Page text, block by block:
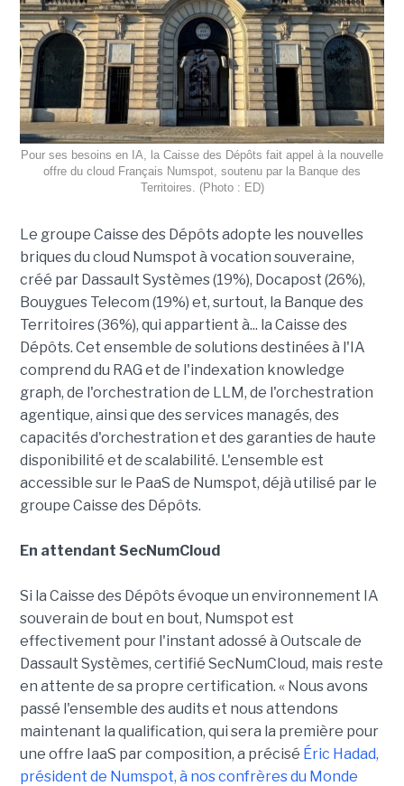
Pour ses besoins en IA, la Caisse des Dépôts fait appel à la nouvelle
offre du cloud Français Numspot, soutenu par la Banque des
Territoires. (Photo : ED)
Le groupe Caisse des Dépôts adopte les nouvelles
briques du cloud Numspot à vocation souveraine,
créé par Dassault Systèmes (19%), Docapost (26%),
Bouygues Telecom (19%) et, surtout, la Banque des
Territoires (36%), qui appartient à... la Caisse des
Dépôts. Cet ensemble de solutions destinées à l'IA
comprend du RAG et de l'indexation knowledge
graph, de l'orchestration de LLM, de l'orchestration
agentique, ainsi que des services managés, des
capacités d'orchestration et des garanties de haute
disponibilité et de scalabilité. L'ensemble est
accessible sur le PaaS de Numspot, déjà utilisé par le
groupe Caisse des Dépôts.
En attendant SecNumCloud
Si la Caisse des Dépôts évoque un environnement IA
souverain de bout en bout, Numspot est
effectivement pour l'instant adossé à Outscale de
Dassault Systèmes, certifié SecNumCloud, mais reste
en attente de sa propre certification. « Nous avons
passé l'ensemble des audits et nous attendons
maintenant la qualification, qui sera la première pour
une offre IaaS par composition, a précisé Éric Hadad,
président de Numspot, à nos confrères du Monde